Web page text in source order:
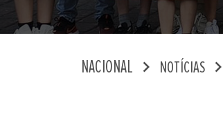
NACIONAL chevron_right NOTÍCIAS chevron_right